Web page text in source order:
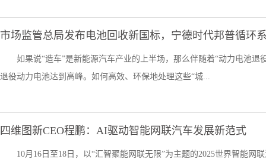
市场监管总局发布电池回收新国标，宁德时代邦普循环
如果说“造车”是新能源汽车产业的上半场，那么伴随着“动力电池
退役动力电池达到高峰。如何高效、环保地处理这些“城...
四维图新CEO程鹏：AI驱动智能网联汽车发展新范式
10月16日至18日，以“汇智聚能网联无限”为主题的2025世界智能